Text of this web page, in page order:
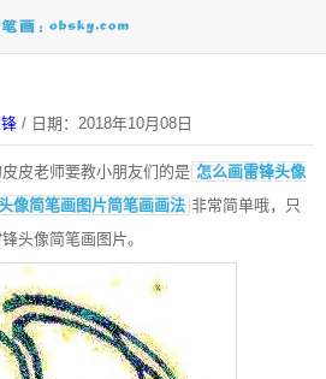
/ 日期：2018年10月08日
皮老师要教小朋友们的是 怎么画雷锋头像
像简笔画图片简笔画画法 非常简单哦，只
头像简笔画图片。